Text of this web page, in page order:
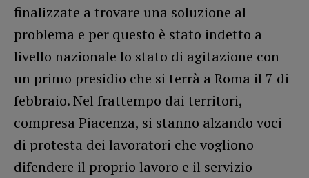
finalizzate a trovare una soluzione al
problema e per questo è stato indetto a
livello nazionale lo stato di agitazione con
un primo presidio che si terrà a Roma il 7 di
febbraio. Nel frattempo dai territori,
compresa Piacenza, si stanno alzando voci
di protesta dei lavoratori che vogliono
difendere il proprio lavoro e il servizio